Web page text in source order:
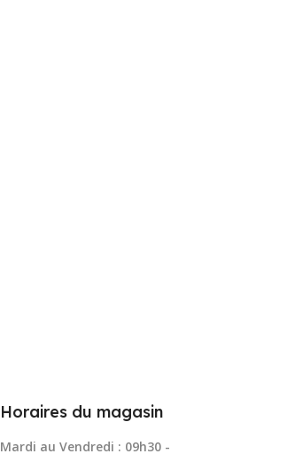
Horaires du magasin
Mardi au Vendredi : 09h30 -